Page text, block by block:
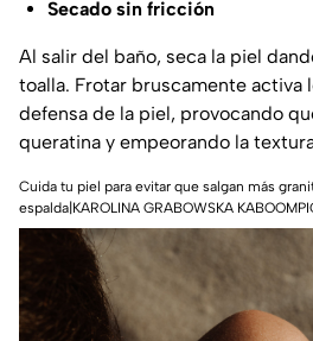
Secado sin fricción
Al salir del baño, seca la piel
toalla. Frotar bruscamente activa
defensa de la piel, provocando
queratina y empeorando la
Cuida tu piel para evitar que salgan más
espalda|KAROLINA GRABOWSKA